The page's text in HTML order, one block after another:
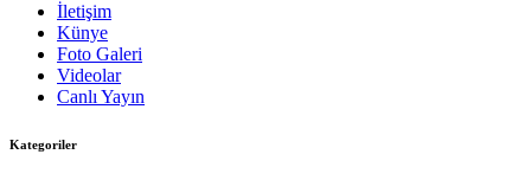
İletişim
Künye
Foto Galeri
Videolar
Canlı Yayın
Kategoriler